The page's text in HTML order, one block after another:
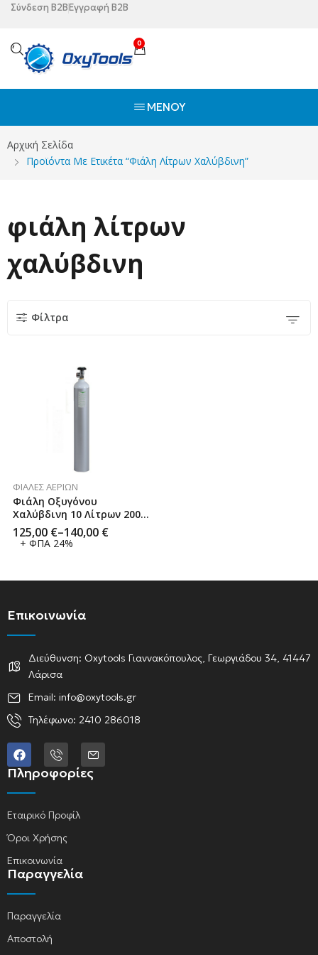
Σύνδεση B2BΕγγραφή B2B
0
ΜΕΝΟΎ
Αρχική Σελίδα
Προϊόντα Με Ετικέτα “φιάλη Λίτρων Χαλύβδινη”
φιάλη λίτρων
χαλύβδινη
Φίλτρα
ΦΙΆΛΕΣ ΑΕΡΊΩΝ
Φιάλη Οξυγόνου
Χαλύβδινη 10 Λίτρων 200
Bar Mini CN JD
125,00 €–140,00 €
+ ΦΠΑ 24%
Επικοινωνία
Διεύθυνση: Oxytools Γιαννακόπουλος, Γεωργιάδου 34, 41447
Λάρισα
Email: info@oxytools.gr
Τηλέφωνο: 2410 286018
Πληροφορίες
Εταιρικό Προφίλ
Όροι Χρήσης
Επικοινωνία
Παραγγελία
Παραγγελία
Αποστολή